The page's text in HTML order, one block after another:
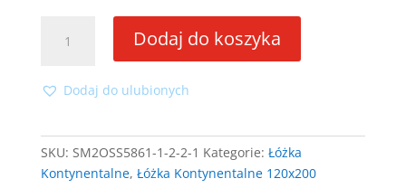
Łóżko
KORA
materacem
bonell
Dodaj do koszyka
Dodaj do ulubionych
SKU: SM2OSS5861-1-2-2-1 Kategorie: Łóżka
Kontynentalne, Łóżka Kontynentalne 120x200